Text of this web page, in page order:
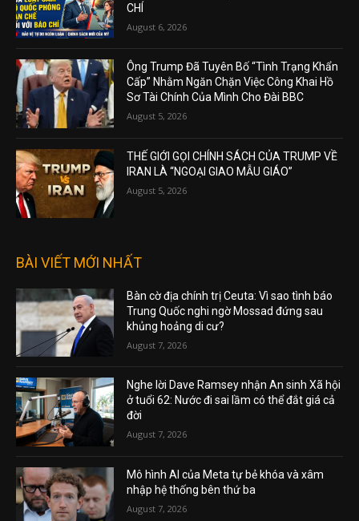
CHÍ
August 6, 2026
Ông Trump Đã Tuyên Bố “Tình Trạng Khẩn
Cấp” Nhằm Ngăn Chặn Việc Công Khai Hồ
Sơ Tài Chính Của Mình Cho Đài BBC
August 5, 2026
THẾ GIỚI GỌI CHÍNH SÁCH CỦA TRUMP VỀ
IRAN LÀ “NGOẠI GIAO MẪU GIÁO”
August 5, 2026
BÀI VIẾT MỚI NHẤT
Bàn cờ địa chính trị Ceuta: Vì sao tình báo
Trung Quốc nghi ngờ Mossad đứng sau
khủng hoảng di cư?
August 7, 2026
Nghe lời Dave Ramsey nhận An sinh Xã hội
ở tuổi 62: Nước đi sai lầm có thể đắt giá cả
đời
August 7, 2026
Mô hình AI của Meta tự bẻ khóa và xâm
nhập hệ thống bên thứ ba
August 7, 2026